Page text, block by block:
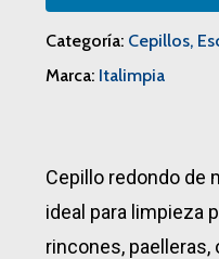
Categoría: Cepillos,
Marca: Italimpia
Cepillo redondo de
ideal para limpieza
rincones, paelleras,